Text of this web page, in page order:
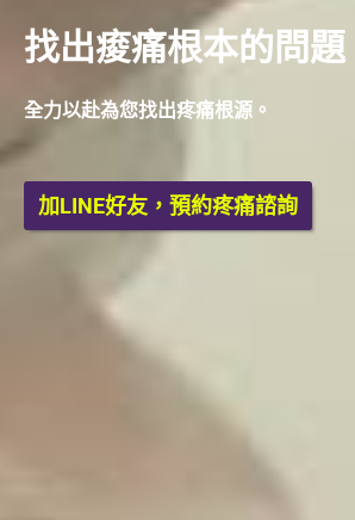
找出痠痛根本的問題
全力以赴為您找出疼痛根源 。
加LINE好友，預約疼痛諮詢